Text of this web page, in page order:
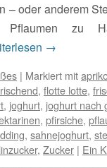
– oder anderem
Pflaumen zu
→
| Markiert mit
, flotte lotte,
, joghurt, joghurt nach
, pfirsiche,
, sahnejoghurt,
, Zucker | Ein